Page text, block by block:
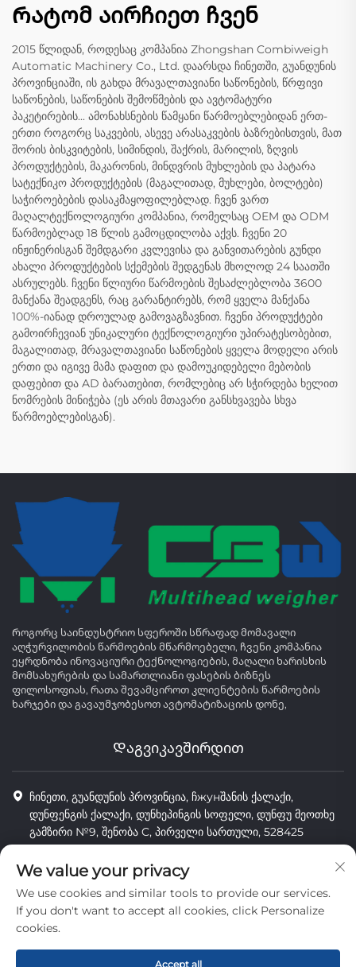
Რატომ აირჩიეთ ჩვენ
2015 წლიდან, როდესაც კომპანია Zhongshan Combiweigh
Automatic Machinery Co., Ltd. დაარსდა ჩინეთში, გუანდუნის
პროვინციაში, ის გახდა მრავალთავიანი საწონების, წრფივი
საწონების, საწონების შემოწმების და ავტომატური
პაკეტირების... ამონახსნების წამყანი წარმოებლებიდან ერთ-
ერთი როგორც საკვების, ასევე არასაკვების ბაზრებისთვის, მათ
შორის ბისკვიტების, სიმინდის, შაქრის, მარილის, ზღვის
პროდუქტების, მაკარონის, მინდვრის მუხლების და პატარა
სატექნიკო პროდუქტების (მაგალითად, მუხლები, ბოლტები)
საჭიროებების დასაკმაყოფილებლად. ჩვენ ვართ
მაღალტექნოლოგიური კომპანია, რომელსაც OEM და ODM
წარმოებლად 18 წლის გამოცდილობა აქვს. ჩვენი 20
ინჟინერისგან შემდგარი კვლევისა და განვითარების გუნდი
ახალი პროდუქტების სქემების შედგენას მხოლოდ 24 საათში
ასრულებს. ჩვენი წლიური წარმოების შესაძლებლობა 3600
მანქანა შეადგენს, რაც გარანტირებს, რომ ყველა მანქანა
100%-იანად დროულად გამოვაგზავნით. ჩვენი პროდუქტები
გამოირჩევიან უნიკალური ტექნოლოგიური უპირატესობებით,
მაგალითად, მრავალთავიანი საწონების ყველა მოდელი არის
ერთი და იგივე მამა დაფით და დამოუკიდებელი მებობის
დაფებით და AD ბარათებით, რომლებიც არ სჭირდება ხელით
ნომრების მინიჭება (ეს არის მთავარი განსხვავება სხვა
წარმოებლებისგან).
Როგორც საინდუსტრიო სფეროში სწრაფად მომავალი
აღჭურვილობის წარმოების მწარმოებელი, ჩვენი კომპანია
ეყრდნობა ინოვაციური ტექნოლოგიების, მაღალი ხარისხის
მომსახურების და სამართლიანი ფასების ბიზნეს
ფილოსოფიას, რათა შევამციროთ კლიენტების წარმოების
ხარჯები და გავაუმჯობესოთ ავტომატიზაციის დონე,
Დაგვიკავშირდით
ჩინეთი, გუანდუნის პროვინცია, ჩжунშანის ქალაქი,
დუნფენგის ქალაქი, დუნხეპინგის სოფელი, დუნფუ მეოთხე
გამზირი №9, შენობა C, პირველი სართული, 528425
[email protected]
მანქანების კომპანია, ლტდ.
We value your privacy
We use cookies and similar tools to provide our services.
If you don't want to accept all cookies, click Personalize
cookies.
Accept all